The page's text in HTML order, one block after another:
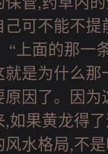
己可不能不提
“上面的那一
就是为什么那
原因了。因为
,如果黄龙得
风水格局,不